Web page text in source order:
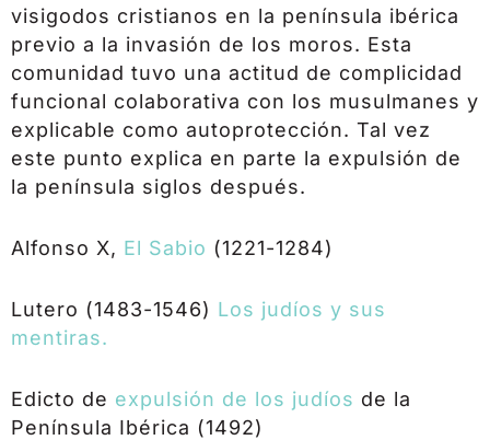
visigodos cristianos en la península ibérica
previo a la invasión de los moros. Esta
comunidad tuvo una actitud de complicidad
funcional colaborativa con los musulmanes y
explicable como autoprotección. Tal vez
este punto explica en parte la expulsión de
la península siglos después.
Alfonso X, El Sabio (1221-1284)
Lutero (1483-1546) Los judíos y sus
mentiras.
Edicto de expulsión de los judíos de la
Península Ibérica (1492)